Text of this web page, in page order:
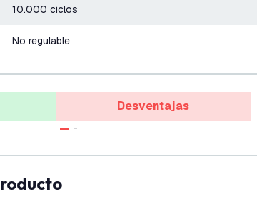
10.000 ciclos
No regulable
Desventajas
-